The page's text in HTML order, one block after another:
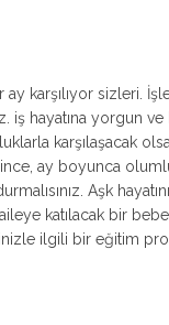
karşılıyor sizleri.
iş hayatına yorgun
karşılaşacak
ay boyunca
Aşk
katılacak bir
ilgili bir eğitim